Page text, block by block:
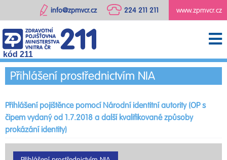
www.zpmvcr.cz
224 211 211
info@zpmvcr.cz
kód 211
Přihlášení prostřednictvím NIA
Přihlášení pojištěnce pomocí Národní identitní autority (OP s
čipem vydaný od 1.7.2018 a další kvalifikované způsoby
prokázání identity)